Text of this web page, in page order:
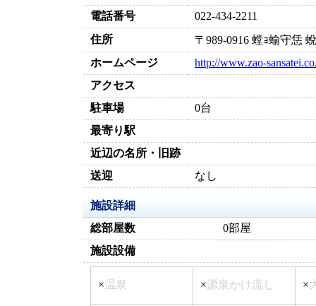
電話番号
022-434-2211
住所
〒989-0916 螳ｮ蝓守恁
ホームページ
http://www.zao-
アクセス
駐車場
0台
最寄り駅
近辺の名所・旧跡
送迎
なし
施設詳細
総部屋数
0部屋
施設設備
×温泉 ×源泉かけ流し ×